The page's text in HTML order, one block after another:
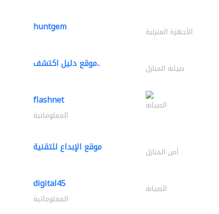
huntgem الأجهزة المنزلية
موقع دليل اكتشف.. صيانة المنازل
flashnet الصيانة
المعلوماتية
موقع الإبداع للتقنية أمن المنازل
digital45 الصيانة
المعلوماتية